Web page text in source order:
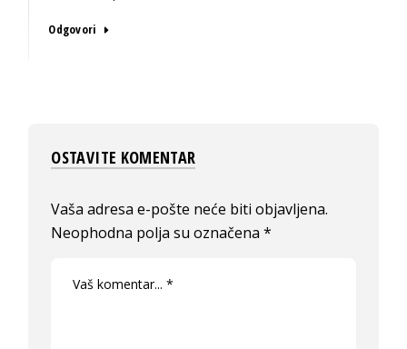
Odgovori
OSTAVITE KOMENTAR
Vaša adresa e-pošte neće biti objavljena.
Neophodna polja su označena*